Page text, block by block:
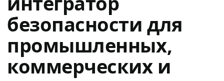
безопасности для
промышленных,
коммерческих и